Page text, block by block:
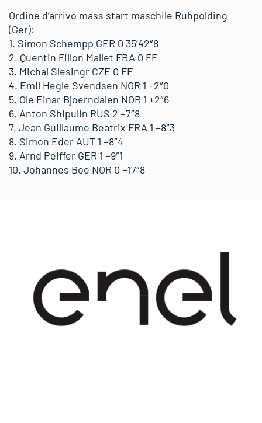
Ordine d’arrivo mass start maschile Ruhpolding
(Ger):
1. Simon Schempp GER 0 35’42″8
2. Quentin Fillon Mallet FRA 0 FF
3. Michal Slesingr CZE 0 FF
4. Emil Hegle Svendsen NOR 1 +2″0
5. Ole Einar Bjoerndalen NOR 1 +2″6
6. Anton Shipulin RUS 2 +7″8
7. Jean Guillaume Beatrix FRA 1 +8″3
8. Simon Eder AUT 1 +8″4
9. Arnd Peiffer GER 1 +9″1
10. Johannes Boe NOR 0 +17″8